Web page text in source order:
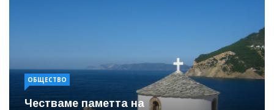
ОБЩЕСТВО
Честваме паметта на